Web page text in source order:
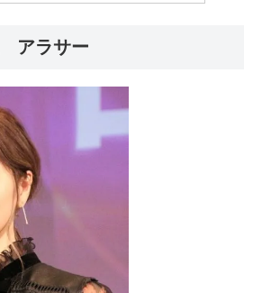
アラサー